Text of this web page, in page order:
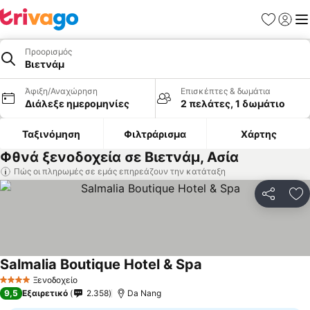
Προορισμός
Βιετνάμ
Άφιξη/Αναχώρηση
Διάλεξε ημερομηνίες
Επισκέπτες & δωμάτια
2 πελάτες, 1 δωμάτιο
Ταξινόμηση Φιλτράρισμα Χάρτης
Φθνά ξενοδοχεία σε Βιετνάμ, Ασία
Πώς οι πληρωμές σε εμάς επηρεάζουν την κατάταξη
4 ΑστέριαΞενοδοχείο
Salmalia Boutique Hotel & Spa
9,5 Εξαιρετικό 2.358 Da Nang